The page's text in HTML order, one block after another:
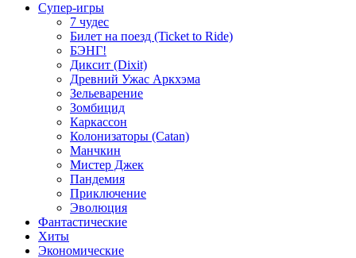
Супер-игры
7 чудес
Билет на поезд (Ticket to Ride)
БЭНГ!
Диксит (Dixit)
Древний Ужас Аркхэма
Зельеварение
Зомбицид
Каркассон
Колонизаторы (Catan)
Манчкин
Мистер Джек
Пандемия
Приключение
Эволюция
Фантастические
Хиты
Экономические